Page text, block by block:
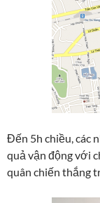
Đến 5h chiều, các
quả vận động với
quân chiến thắng